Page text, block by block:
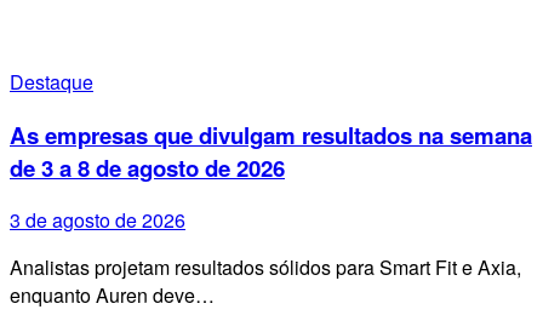
Destaque
As empresas que divulgam resultados na semana
de 3 a 8 de agosto de 2026
3 de agosto de 2026
Analistas projetam resultados sólidos para Smart Fit e Axia,
enquanto Auren deve…